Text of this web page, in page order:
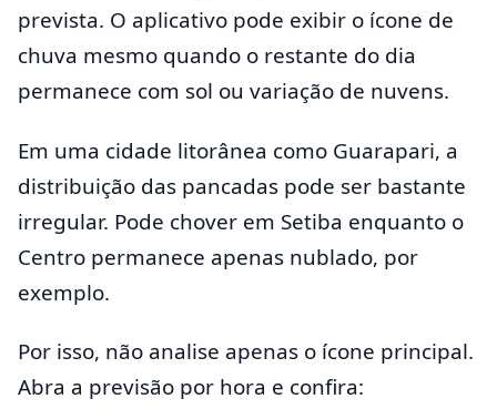
prevista. O aplicativo pode exibir o ícone de
chuva mesmo quando o restante do dia
permanece com sol ou variação de nuvens.
Em uma cidade litorânea como Guarapari, a
distribuição das pancadas pode ser bastante
irregular. Pode chover em Setiba enquanto o
Centro permanece apenas nublado, por
exemplo.
Por isso, não analise apenas o ícone principal.
Abra a previsão por hora e confira: